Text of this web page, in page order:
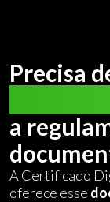
Precisa
a
A Certificado
oferece esse